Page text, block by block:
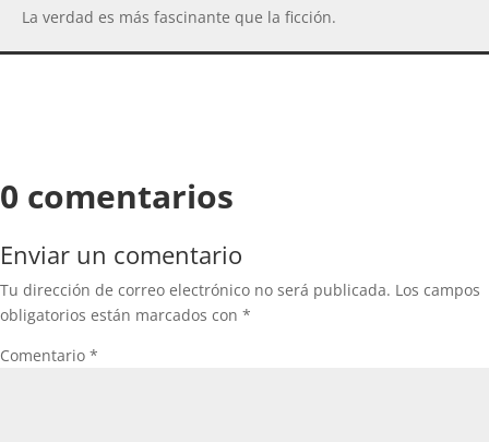
La verdad es más fascinante que la ficción.
0 comentarios
Enviar un comentario
Tu dirección de correo electrónico no será publicada. Los campos
obligatorios están marcados con *
Comentario *